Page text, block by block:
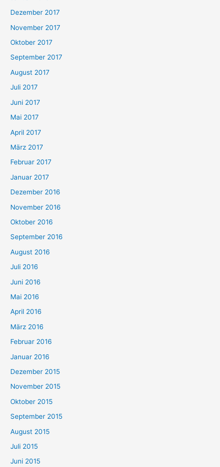
Dezember 2017
November 2017
Oktober 2017
September 2017
August 2017
Juli 2017
Juni 2017
Mai 2017
April 2017
März 2017
Februar 2017
Januar 2017
Dezember 2016
November 2016
Oktober 2016
September 2016
August 2016
Juli 2016
Juni 2016
Mai 2016
April 2016
März 2016
Februar 2016
Januar 2016
Dezember 2015
November 2015
Oktober 2015
September 2015
August 2015
Juli 2015
Juni 2015